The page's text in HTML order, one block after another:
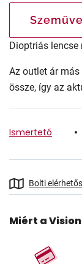
Dioptriás lencse
Az outlet ár
össze, így az
Ismertető
Bolti
Miért a